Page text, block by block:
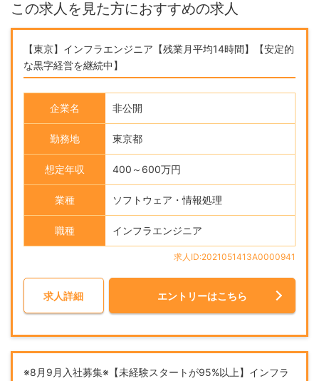
この求人を見た方におすすめの求人
【東京】インフラエンジニア【残業月平均14時間】【安定的
な黒字経営を継続中】
企業名 非公開
勤務地 東京都
想定年収 400～600万円
業種 ソフトウェア・情報処理
職種 インフラエンジニア
求人ID:2021051413A0000941
求人詳細 エントリーはこちら
※8月9月入社募集※【未経験スタートが95%以上】インフラ